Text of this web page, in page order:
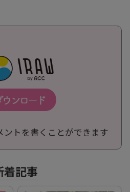
ントを書くことができます
着記事